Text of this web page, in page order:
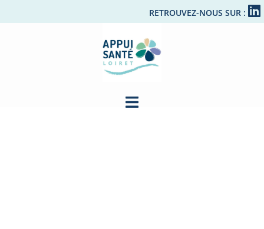
RETROUVEZ-NOUS SUR :